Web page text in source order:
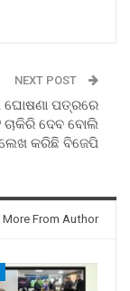
NEXT POST
ଘୋଷଣା ପତ୍ରରେ
ଦେବ ବୋଲି
କରିଛି ବିଜେପି
More From Author